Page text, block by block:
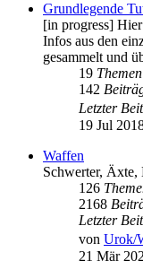
Grundlegende
[in progress]
Infos aus den
gesammelt und
19 Themen
142
Letzter
19 Jul
Waffen
Schwerter, Äxte,
126
2168
Letzter
von Urok/
21 Mär